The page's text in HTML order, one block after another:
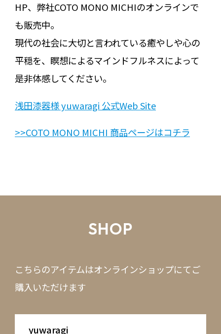
HP、弊社COTO MONO MICHIのオンラインで
も販売中。
現代の社会に大切と言われている癒やしや心の
平穏を、瞑想によるマインドフルネスによって
是非体感してください。
浅田漆器様 yuwaragi 公式Web Site
>>COTO MONO MICHI 商品ページはコチラ
SHOP
こちらのアイテムはオンラインショップにてご
購入いただけます
yuwaragi